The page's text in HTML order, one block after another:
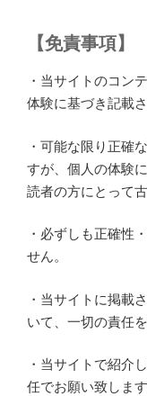
【免責事項】
・当サイトのコン
体験に基づき記載
・可能な限り正確
すが、個人の体験
読者の方にとって
・必ずしも正確性
せん。
・当サイトに掲載
いて、一切の責任
・当サイトで紹介
任でお願い致します